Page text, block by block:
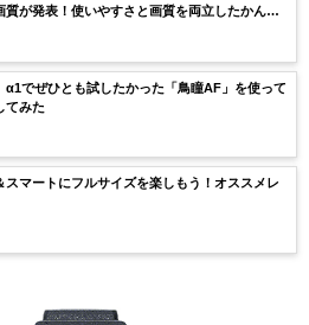
質が発表！使いやすさと画質を両立したかんた
！
α1でぜひとも試したかった「鳥瞳AF」を使って
てみた
スマートにフルサイズを楽しもう！オススメレ